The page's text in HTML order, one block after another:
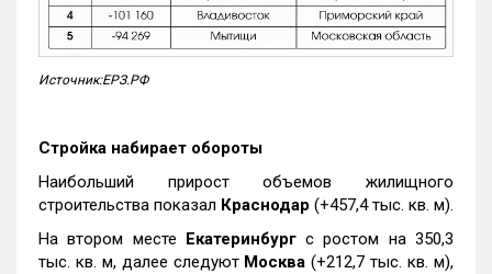
Источник:ЕРЗ.РФ
Стройка набирает обороты
Наибольший прирост объемов жилищного
строительства показал Краснодар (+457,4 тыс. кв. м).
На втором месте Екатеринбургс ростом на 350,3
тыс. кв. м, далее следуют Москва (+212,7 тыс. кв. м),